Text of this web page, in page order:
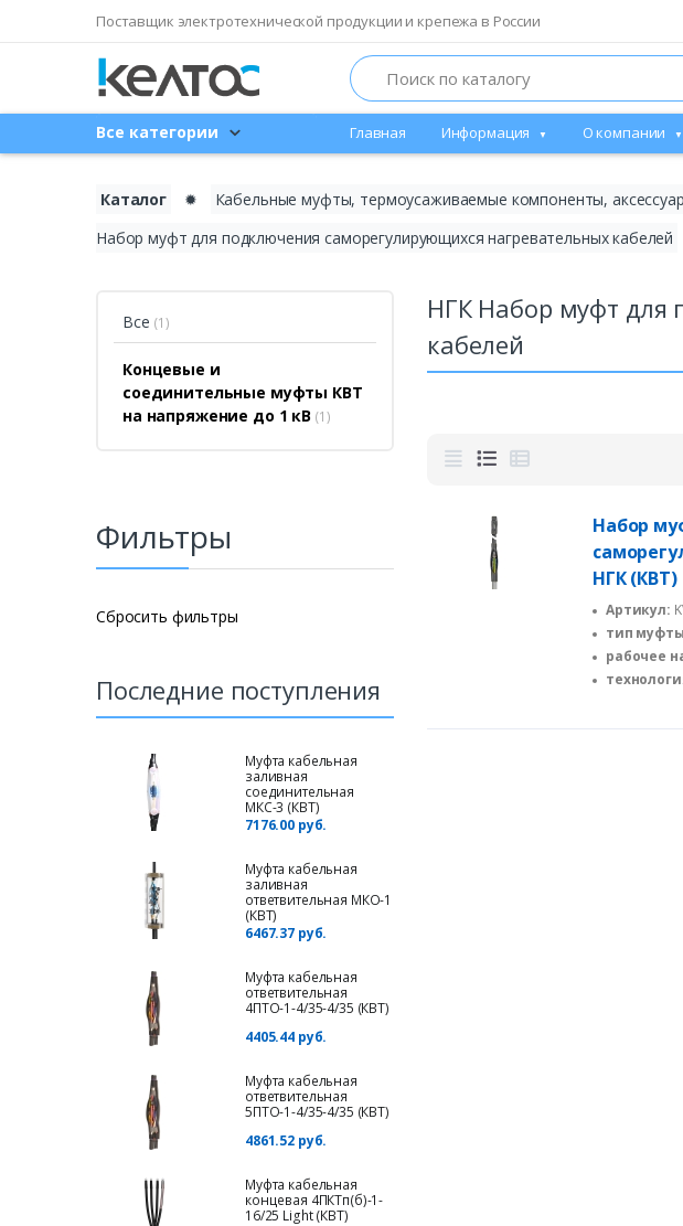
Поставщик электротехнической продукции и крепежа в России
Search
Все категории Главная Информация О компании
Каталог ✹ Кабельные муфты, термоусаживаемые компоненты,
Набор муфт для подключения саморегулирующихся нагревательных кабелей
Все (1)
Концевые и
соединительные муфты КВТ
на напряжение до 1 кВ (1)
Фильтры
Сбросить фильтры
Последние поступления
Муфта кабельная
заливная
соединительная
МКС-3 (КВТ)
7176.00 руб.
Муфта кабельная
заливная
ответвительная МКО-1
(КВТ)
6467.37 руб.
Муфта кабельная
ответвительная
4ПТО-1-4/35-4/35 (КВТ)
4405.44 руб.
Муфта кабельная
ответвительная
5ПТО-1-4/35-4/35 (КВТ)
4861.52 руб.
Муфта кабельная
концевая 4ПКТп(б)-1-
16/25 Light (КВТ)
НГК Набор муфт для
кабелей
Набор
НГК (КВТ)
Артикул:
тип
рабочее